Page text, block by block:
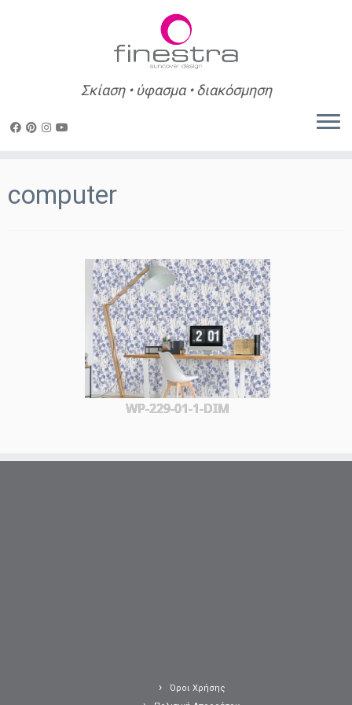
content
Σκίαση • ύφασμα • διακόσμηση
computer
WP-229-01-1-DIM
Όροι Χρήσης